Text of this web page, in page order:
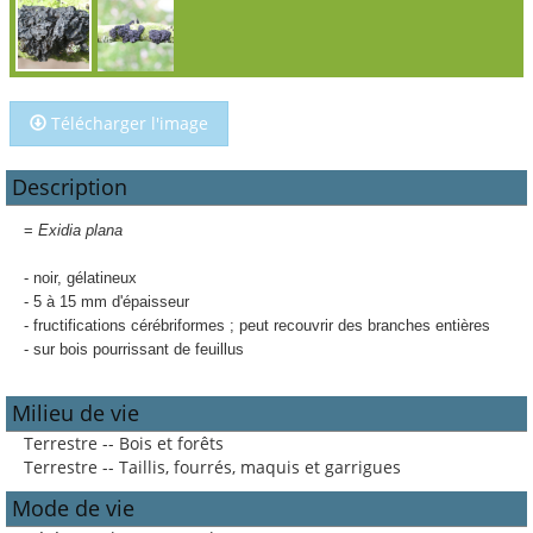
Télécharger l'image
Description
= Exidia plana
- noir, gélatineux
- 5 à 15 mm d'épaisseur
- fructifications cérébriformes ; peut recouvrir des branches entières
- sur bois pourrissant de feuillus
Milieu de vie
Terrestre -- Bois et forêts
Terrestre -- Taillis, fourrés, maquis et garrigues
Mode de vie